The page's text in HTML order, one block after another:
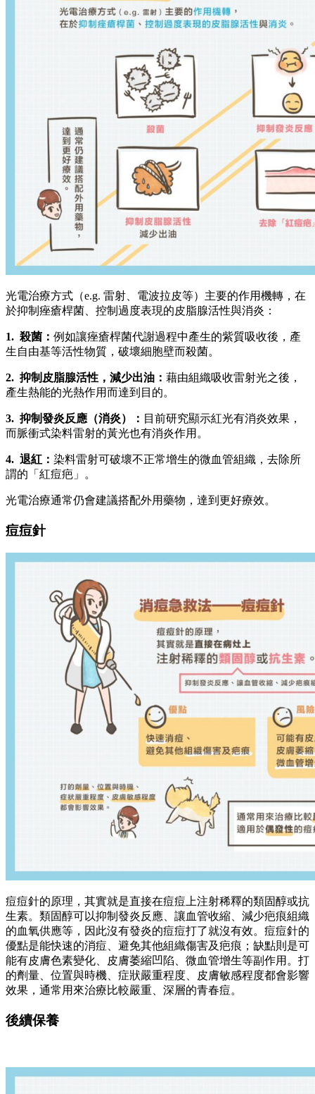
光電治療方式（e.g. 雷射、電波拉皮等）主要的作用機轉，在
於抑制痤瘡桿菌、控制過度表現的皮脂腺活性與消炎：
1. 殺菌： 例如讓痤瘡桿菌代謝過程中產生的紫質吸收後，產
生自由基等活性物質，破壞細胞壁而殺菌。
2. 抑制皮脂腺活性，減少出油： 藉由組織吸收雷射光之後，
產生熱能的光熱作用而達到目的。
3. 抑制發炎反應（消炎）： 目前研究顯示紅光有消炎效果，
而脈衝式染料雷射的黃光也有消炎作用。
4. 退紅： 染料雷射可破壞不正常增生的微血管組織，去除所
謂的「紅痘疤」。
光電治療通常仍會建議搭配外用藥物，達到更好療效。
痘痘針
痘痘針的原理，其實就是直接在痘痘上注射稀釋的類固醇或抗
生素。類固醇可以抑制發炎反應、讓血管收縮、減少疤痕組織
的血氧供應等，因此沒有發炎的痘痘打了就沒有效。痘痘針的
優點是能快速的消痘、避免其他組織傷害及疤痕；缺點則是可
能有皮膚色素變化、皮膚萎縮凹陷、微血管增生等副作用。打
的劑量、位置與時機、症狀嚴重程度、皮膚敏感程度都會影響
效果，通常用來治療比較嚴重、深層的青春痘。
後續保養